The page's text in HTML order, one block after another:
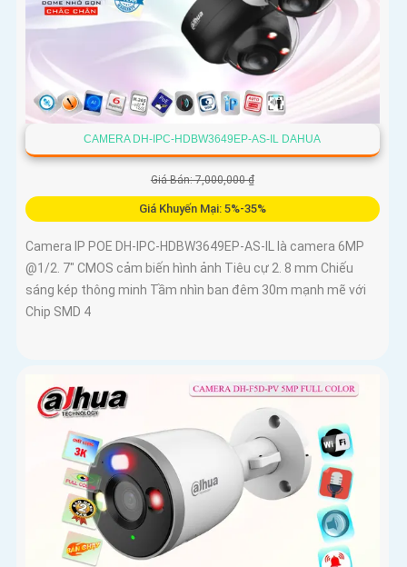
CAMERA DH-IPC-HDBW3649EP-AS-IL DAHUA
Giá Bán: 7,000,000 ₫
Giá Khuyến Mại: 5%-35%
Camera IP POE DH-IPC-HDBW3649EP-AS-IL là camera 6MP
@1/2. 7" CMOS cảm biến hình ảnh Tiêu cự 2. 8 mm Chiếu
sáng kép thông minh Tầm nhìn ban đêm 30m mạnh mẽ với
Chip SMD 4